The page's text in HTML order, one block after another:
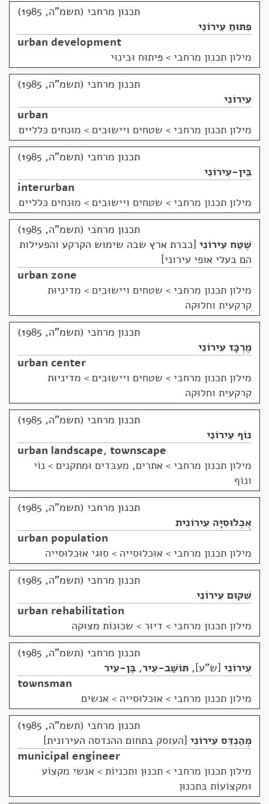
תכנון מרחבי (תשמ"ה, 1985)
פִּתּוּחַ עִירוֹנִי
urban development
מילון תכנון מרחבי > פּיתוּח וּבינוּי
תכנון מרחבי (תשמ"ה, 1985)
עִירוֹנִי
urban
מילון תכנון מרחבי > שטחים ויישוּבים > מוּנחים כּלליים
תכנון מרחבי (תשמ"ה, 1985)
בֵּין-עִירוֹנִי
interurban
מילון תכנון מרחבי > שטחים ויישוּבים > מוּנחים כּלליים
תכנון מרחבי (תשמ"ה, 1985)
שֶׁטַח עִירוֹנִי כברת ארץ שבה שימוש הקרקע והפעילות
הם בעלי אופי עירוני
urban zone
מילון תכנון מרחבי > שטחים ויישוּבים > מדיניוּת
קרקעית וחלוּקה
תכנון מרחבי (תשמ"ה, 1985)
מֶרְכָּז עִירוֹנִי
urban center
מילון תכנון מרחבי > שטחים ויישוּבים > מדיניוּת
קרקעית וחלוּקה
תכנון מרחבי (תשמ"ה, 1985)
נוֹף עִירוֹנִי
urban landscape, townscape
מילון תכנון מרחבי > אתרים, מעבּדים וּמתקנים > נוֹי
ונוֹף
תכנון מרחבי (תשמ"ה, 1985)
אֻכְלוּסִיָּה עִירוֹנִית
urban population
מילון תכנון מרחבי > אוּכלוּסייה > סוּגי אוּכלוּסייה
תכנון מרחבי (תשמ"ה, 1985)
שִׁקּוּם עִירוֹנִי
urban rehabilitation
מילון תכנון מרחבי > דיוּר > שכוּנוֹת מצוּקה
תכנון מרחבי (תשמ"ה, 1985)
עִירוֹנִי ש"ע , תּוֹשַׁב-עִיר, בֶּן-עִיר
townsman
מילון תכנון מרחבי > אוּכלוּסייה > אנשים
תכנון מרחבי (תשמ"ה, 1985)
מְהַנְדֵּס עִירוֹנִי העוסק בתחום ההנדסה העירונית
municipal engineer
מילון תכנון מרחבי > תכנוּן ותכניוֹת > אנשי מקצוֹע
וּמקצוֹעוֹת בּתכנוּן